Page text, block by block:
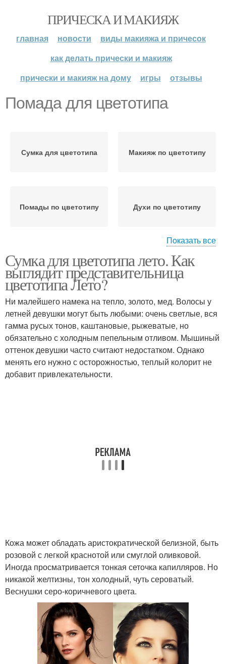
ПРИЧЕСКА И МАКИЯЖ
главная новости
виды макияжа и причесок
как делать прически и макияж
прически и макияж на дому
игры отзывы
Помада для цветотипа
Сумка для цветотипа Макияж по цветотипу
Помады по цветотипу Духи по цветотипу
Осенний цветотип
Показать все
Сумка для цветотипа лето. Как
выглядит представительница
цветотипа Лето?
Ни малейшего намека на тепло, золото, мед. Волосы у
летней девушки могут быть любыми: очень светлые, вся
гамма русых тонов, каштановые, рыжеватые, но
обязательно с холодным пепельным отливом. Мышиный
оттенок девушки часто считают недостатком. Однако
менять его нужно с осторожностью, теплый колорит не
добавит привлекательности.
Кожа может обладать аристократической белизной, быть
розовой с легкой краснотой или смуглой оливковой.
Иногда просматривается тонкая сеточка капилляров. Но
никакой желтизны, тон холодный, чуть сероватый.
Веснушки серо-коричневого цвета.